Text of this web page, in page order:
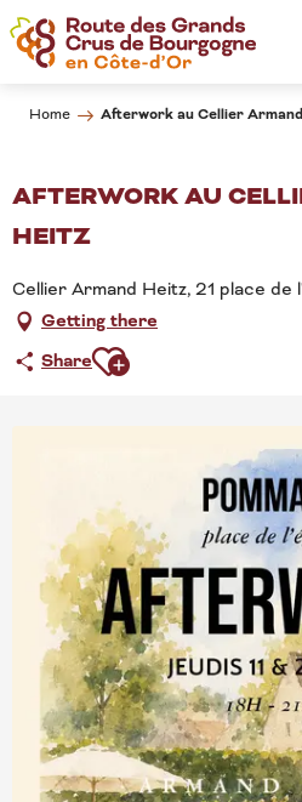
Aller
au
contenu
Home Afterwork au Cellier
AFTERWORK AU
HEITZ
Cellier Armand Heitz, 21 place de
Getting there
ShareAjouter aux favoris